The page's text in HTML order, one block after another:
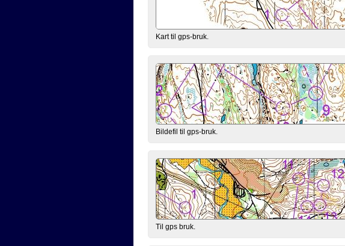
Kart til gps-bruk.
Bildefil til gps-bruk.
Til gps bruk.